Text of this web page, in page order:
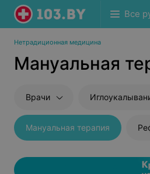
Все
Нетрадиционная медицина
Мануальная
Врачи
Мануальная терапия